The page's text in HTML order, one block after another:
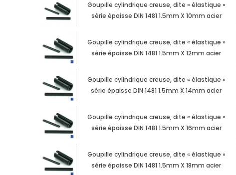
Goupille cylindrique creuse, dite « élastique »
série épaisse DIN 1481 1.5mm X 10mm acier
Goupille cylindrique creuse, dite « élastique »
série épaisse DIN 1481 1.5mm X 12mm acier
Goupille cylindrique creuse, dite « élastique »
série épaisse DIN 1481 1.5mm X 14mm acier
Goupille cylindrique creuse, dite « élastique »
série épaisse DIN 1481 1.5mm X 16mm acier
Goupille cylindrique creuse, dite « élastique »
série épaisse DIN 1481 1.5mm X 18mm acier